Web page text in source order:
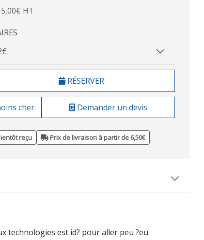
HT
RÉSERVER
cher Demander un devis
reçu Prix de livraison à partir de 6,50€
technologies est id? pour aller peu ?eu